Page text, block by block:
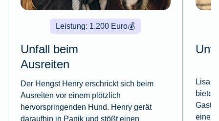
💰
Leistung: 1.200 Euro
Unfall beim
Ausreiten
Der Hengst Henry erschrickt sich beim
Ausreiten vor einem plötzlich
hervorspringenden Hund. Henry gerät
daraufhin in Panik und stößt einen
Lisa
bietet
einem